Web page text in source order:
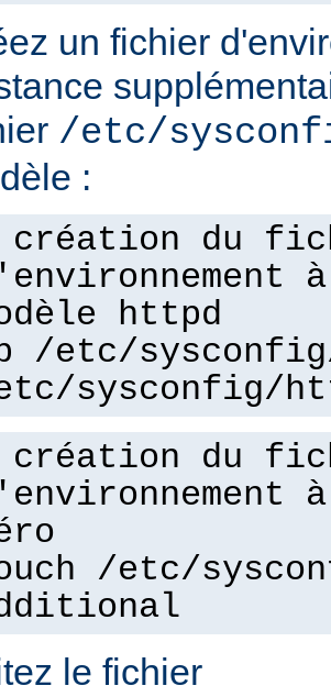
un fichier
/etc/
:
création du
httpd
/etc/
sysconfig/
création du
/etc/
le fichier